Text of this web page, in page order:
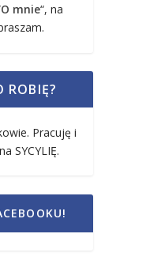
O mnie“, na
ROBIĘ?
Pracuję i
SYCYLIĘ.